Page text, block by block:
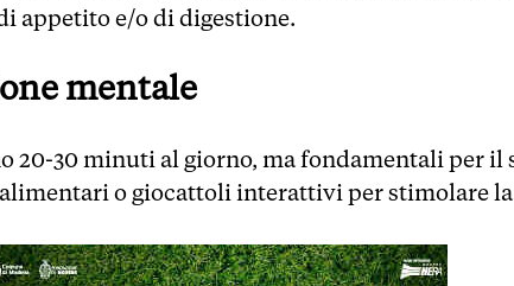
appetito e/o di digestione.
mentale
20-30 minuti al giorno, ma fondamentali per il
o giocattoli interattivi per stimolare